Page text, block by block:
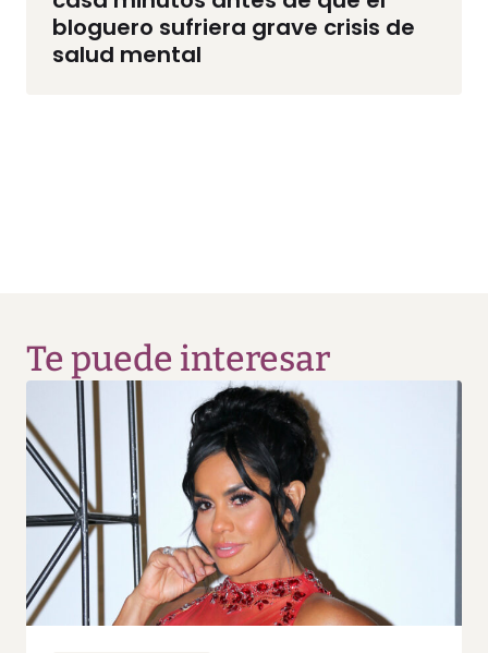
bloguero sufriera grave crisis de
salud mental
Te puede interesar